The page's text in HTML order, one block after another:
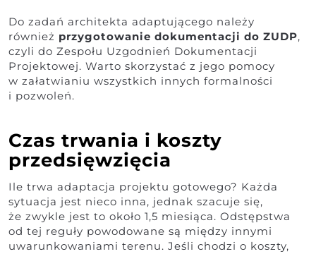
Do zadań architekta adaptującego należy
również przygotowanie dokumentacji do ZUDP,
czyli do Zespołu Uzgodnień Dokumentacji
Projektowej. Warto skorzystać z jego pomocy
w załatwianiu wszystkich innych formalności
i pozwoleń.
Czas trwania i koszty
przedsięwzięcia
Ile trwa adaptacja projektu gotowego? Każda
sytuacja jest nieco inna, jednak szacuje się,
że zwykle jest to około 1,5 miesiąca. Odstępstwa
od tej reguły powodowane są między innymi
uwarunkowaniami terenu. Jeśli chodzi o koszty,